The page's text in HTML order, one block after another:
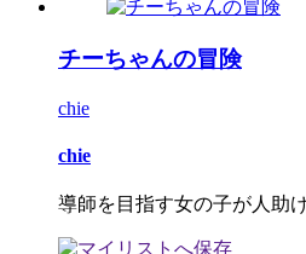
チーちゃんの冒険
chie
chie
導師を目指す女の子が人助